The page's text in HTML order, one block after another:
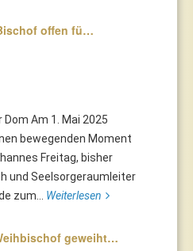
offen fü…
Dom Am 1. Mai 2025
bewegenden Moment
Freitag, bisher
und Seelsorgeraumleiter
zum... Weiterlesen
geweiht…